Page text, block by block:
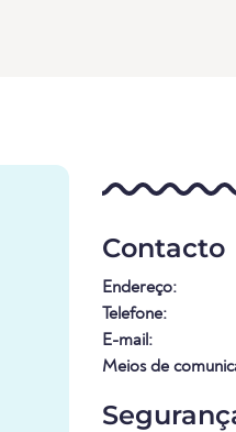
Contacto
Endereço:
Telefone:
E-mail:
Meios de